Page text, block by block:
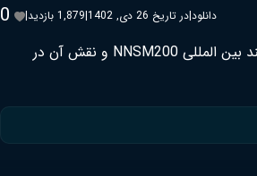
0 | 1,879 بازدید|
جوانی جمعیت؛ بررسی سند بین المللی NNSM200 و نقش آن در